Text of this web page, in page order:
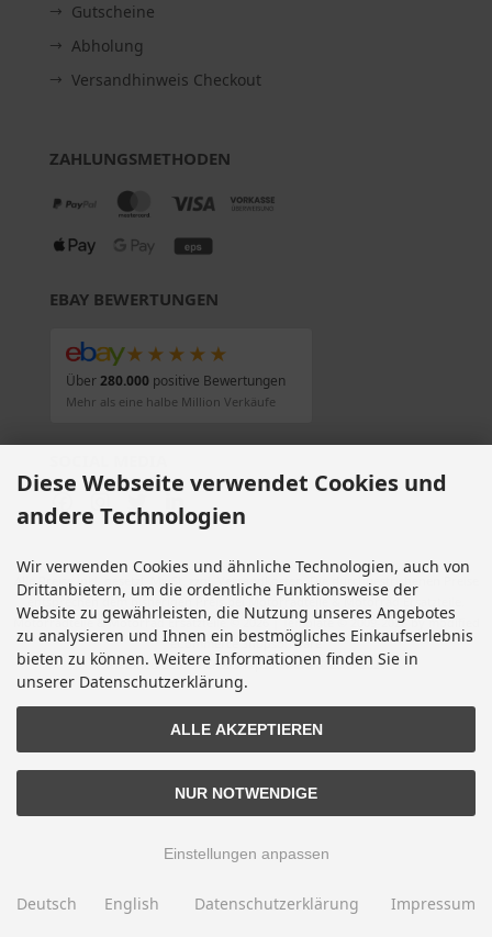
Gutscheine
Abholung
Versandhinweis Checkout
ZAHLUNGSMETHODEN
EBAY BEWERTUNGEN
★★★★★
Über280.000positive Bewertungen
Mehr als eine halbe Million Verkäufe
Alle Preise inkl. gesetzl. MwSt. zzgl. Versandkosten . Die durchgestrichenen Preise
entsprechen dem bisherigen Preis bei Motorradteile & Motorrad Ersatzteile.
Motorradteile & Motorrad Ersatzteile © 2026 | Template © 2009-2026 by modified
eCommerce Shopsoftware
modified eCommerce Shopsoftware © 2009-2026
Diese Webseite verwendet Cookies und
andere Technologien
Wir verwenden Cookies und ähnliche Technologien, auch von
Drittanbietern, um die ordentliche Funktionsweise der
Website zu gewährleisten, die Nutzung unseres Angebotes
zu analysieren und Ihnen ein bestmögliches Einkaufserlebnis
bieten zu können. Weitere Informationen finden Sie in
unserer Datenschutzerklärung.
ALLE AKZEPTIEREN
NUR NOTWENDIGE
Einstellungen anpassen
Deutsch English Datenschutzerklärung Impressum